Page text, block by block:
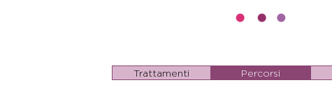
Trattamenti Percorsi